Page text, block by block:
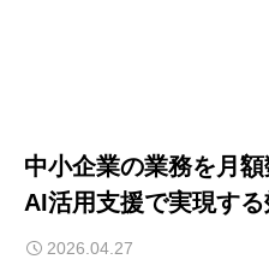
中小企業の業務を月
AI活用支援で実現す
2026.04.27